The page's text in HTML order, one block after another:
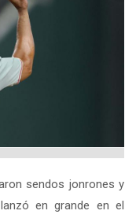
sendos jonrones y
lanzó en grande en el